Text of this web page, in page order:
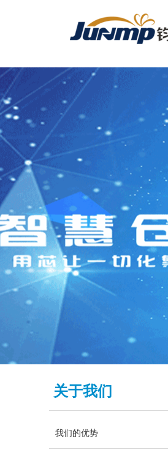
关于我们
我们的优势